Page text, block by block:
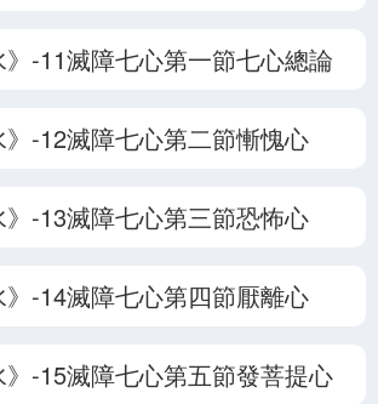
》-11滅障七心第一節七心總論
》-12滅障七心第二節慚愧心
》-13滅障七心第三節恐怖心
》-14滅障七心第四節厭離心
》-15滅障七心第五節發菩提心